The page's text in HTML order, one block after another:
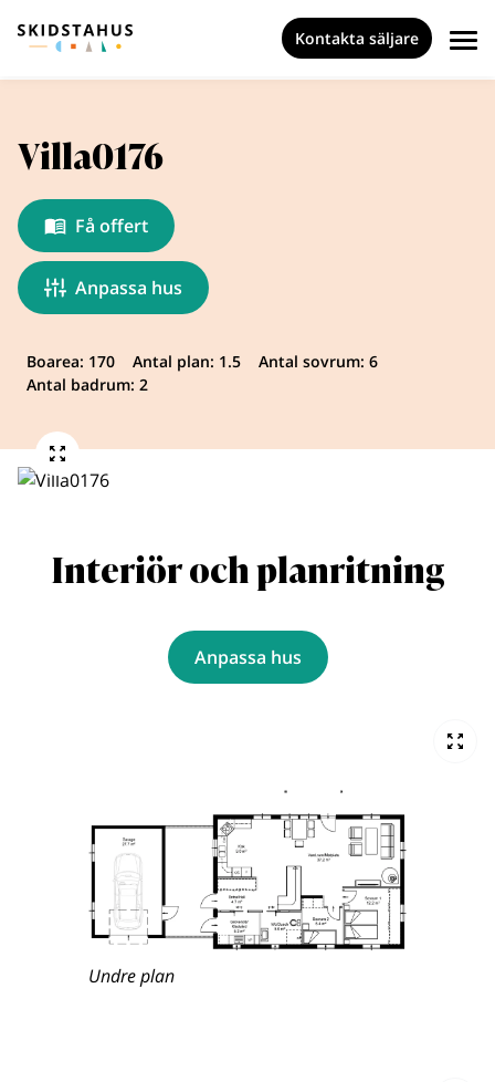
Kontakta säljare
Villa0176
Få offert
Anpassa hus
Boarea: 170 Antal plan: 1.5
Antal sovrum: 6
Antal badrum: 2
Interiör och planritning
Anpassa hus
Undre plan